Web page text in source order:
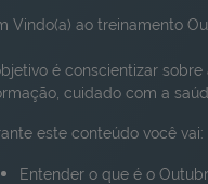
Vindo(a) ao treinamento
é conscientizar
cuidado com a
este conteúdo você vai:
Entender o que é o